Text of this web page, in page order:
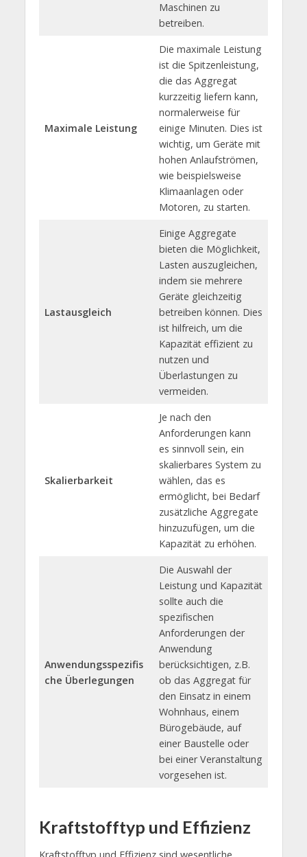
Maschinen zu
betreiben.
Maximale Leistung
Die maximale Leistung
ist die Spitzenleistung,
die das Aggregat
kurzzeitig liefern kann,
normalerweise für
einige Minuten. Dies ist
wichtig, um Geräte mit
hohen Anlaufströmen,
wie beispielsweise
Klimaanlagen oder
Motoren, zu starten.
Lastausgleich
Einige Aggregate
bieten die Möglichkeit,
Lasten auszugleichen,
indem sie mehrere
Geräte gleichzeitig
betreiben können. Dies
ist hilfreich, um die
Kapazität effizient zu
nutzen und
Überlastungen zu
vermeiden.
Skalierbarkeit
Je nach den
Anforderungen kann
es sinnvoll sein, ein
skalierbares System zu
wählen, das es
ermöglicht, bei Bedarf
zusätzliche Aggregate
hinzuzufügen, um die
Kapazität zu erhöhen.
Anwendungsspezifis
che Überlegungen
Die Auswahl der
Leistung und Kapazität
sollte auch die
spezifischen
Anforderungen der
Anwendung
berücksichtigen, z.B.
ob das Aggregat für
den Einsatz in einem
Wohnhaus, einem
Bürogebäude, auf
einer Baustelle oder
bei einer Veranstaltung
vorgesehen ist.
Kraftstofftyp und Effizienz